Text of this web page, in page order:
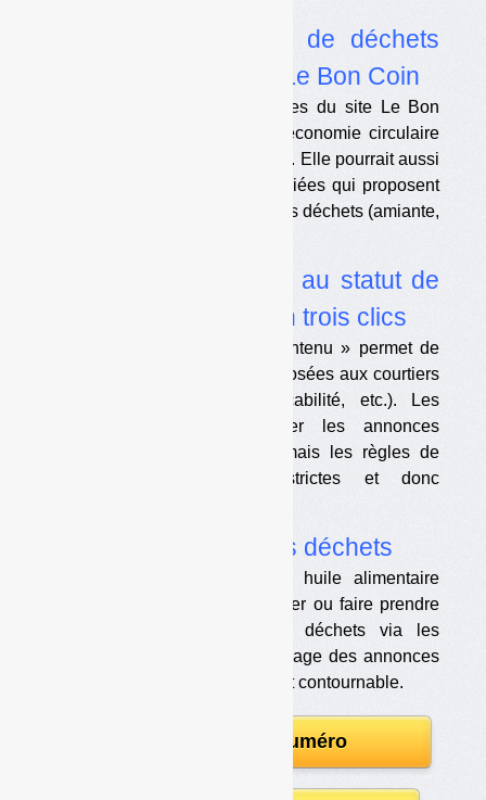
La gestion illégale de déchets
toujours possible via Le Bon Coin
Brune Poirson vante les mérites du site Le Bon
Coin, parce qu’il concourt à l’économie circulaire
par la vente d’objets d’occasion. Elle pourrait aussi
s’intéresser aux annonces publiées qui proposent
de gérer en toute illégalité divers déchets (amiante,
Comment échapper au statut de
courtier en déchets en trois clics
Le statut d’« hébergeur de contenu » permet de
s’affranchir des obligations imposées aux courtiers
en déchets (déclaration, traçabilité, etc.). Les
hébergeurs doivent supprimer les annonces
illégales qu’on leur signale, mais les règles de
signalement sont hyper strictes et donc
Un supermarché des déchets
Huile moteur, VHU, amiante, huile alimentaire
usagée, DEEE… : on peut gérer ou faire prendre
en charge toutes sortes de déchets via les
annonces du Bon Coin. Un filtrage des annonces
existe, mais il est très facilement contournable.
Télécharger le numéro